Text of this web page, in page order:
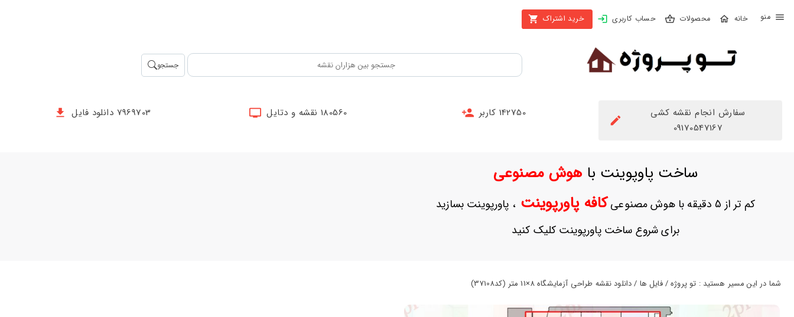
محصولات حساب کاربری خرید اشتراک
بستن
محصولات
حساب
کاربری
جستجو
سفارش انجام نقشه کشی
09170547167
142750 کاربر 180560 نقشه و دتایل 7969703 دانلود فایل
ساخت پاوپوینت باهوش مصنوعی
کم تر از 5 دقیقه با هوش مصنوعی کافه پاورپوینت، پاورپوینت بسازید
برای شروع ساخت پاورپوینت کلیک کنید
شما در این مسیر هستید : تو پروژه / فایل ها / دانلود نقشه طراحی آزمایشگاه 8×11 متر (کد37108)